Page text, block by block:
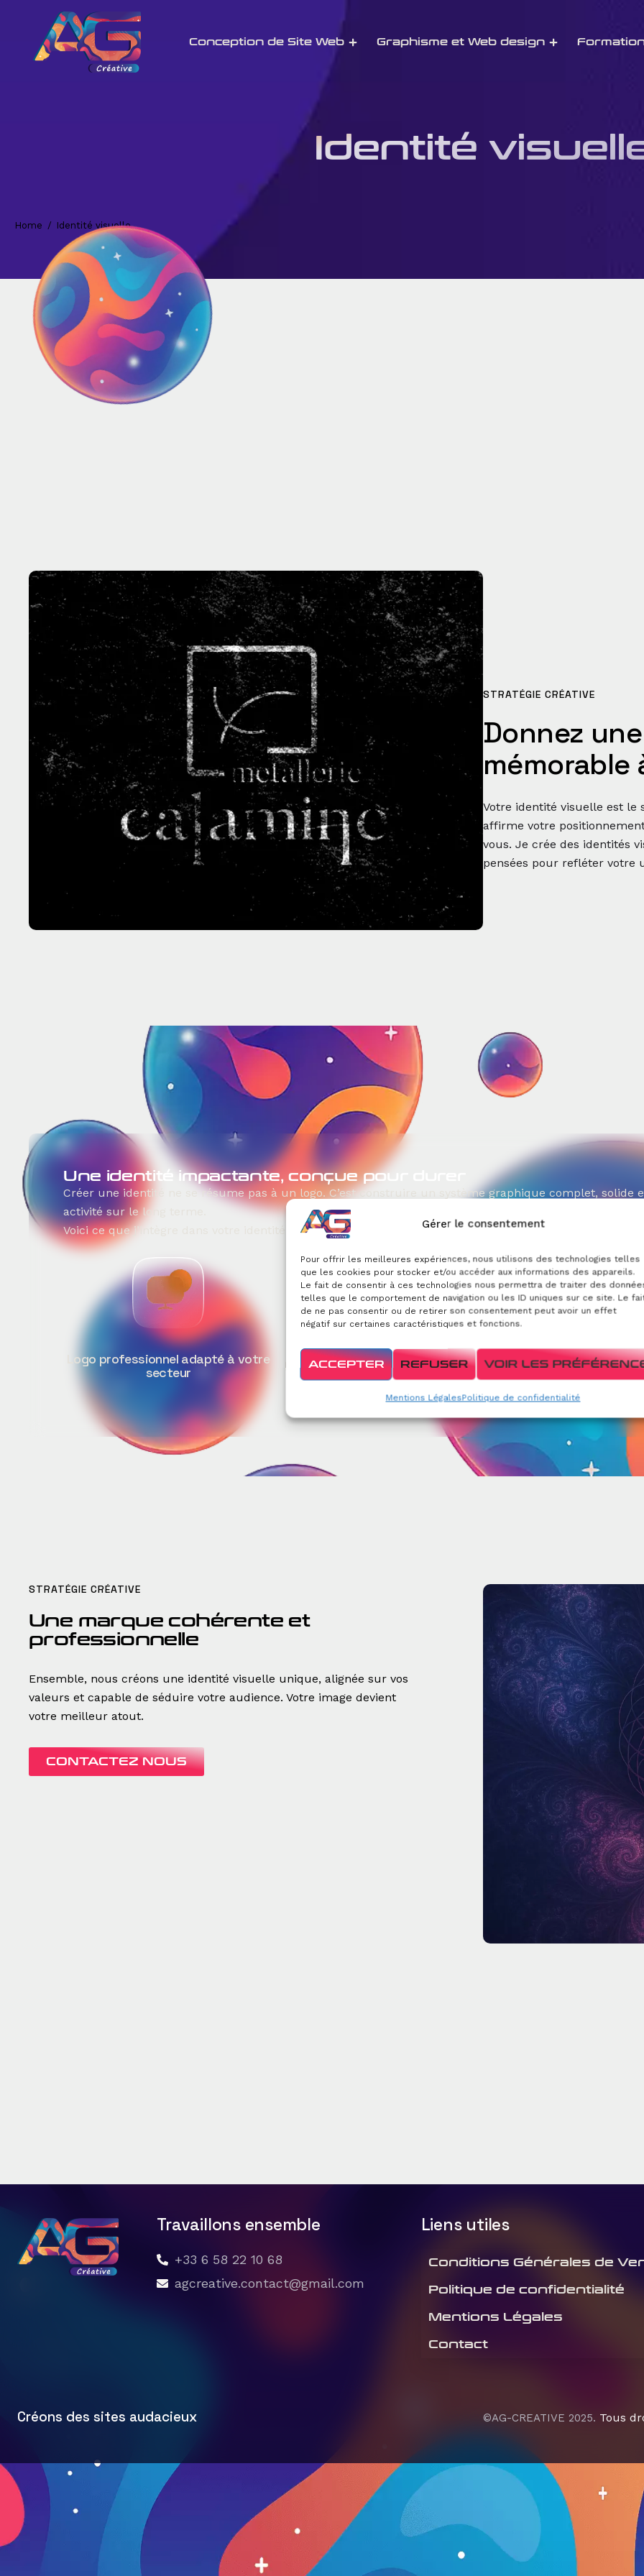
Gérer le consentement
Pour offrir les meilleures expériences, nous utilisons des technologies telles
que les cookies pour stocker et/ou accéder aux informations des appareils.
Le fait de consentir à ces technologies nous permettra de traiter des
telles que le comportement de navigation ou les ID uniques sur ce site. Le
de ne pas consentir ou de retirer son consentement peut avoir un effet
négatif sur certaines caractéristiques et fonctions.
ACCEPTER REFUSER VOIR LES
Mentions LégalesPolitique de confidentialité
Conception de Site Web Graphisme et Web design
Identité
Home Identité visuelle
STRATÉGIE CRÉATIVE
Donnez
mémorable
Votre identité visuelle est le
affirme votre
vous. Je crée des identités
pensées pour refléter votre
Une identité impactante, conçue pour durer
Créer une identité ne se résume pas à un logo. C’est construire un système graphique complet, solide
activité sur le long terme.
Voici ce que j’intègre dans votre identité visuelle :
Logo professionnel adapté à votre
secteur
Palette de couleurs harmonieuse
Typographies
élégantes
STRATÉGIE CRÉATIVE
Une marque cohérente et
professionnelle
Ensemble, nous créons une identité visuelle unique, alignée sur vos
valeurs et capable de séduire votre audience. Votre image devient
votre meilleur atout.
CONTACTEZ NOUS
Travaillons ensemble
+33 6 58 22 10 68
agcreative.contact@gmail.com
Liens utiles
Conditions Générales de
Politique de confidentialité
Mentions Légales
Contact
Créons des sites audacieux ©AG-CREATIVE 2025. Tous